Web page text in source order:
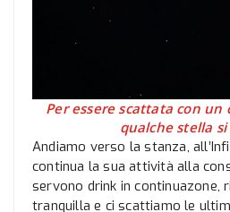
Per essere scattata con
qualche stella
Andiamo verso la stanza,
continua la sua attività alla
servono drink in continuazone,
tranquilla e ci scattiamo le